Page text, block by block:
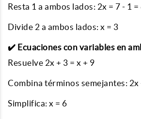
Resta 1 a ambos lados: 2x = 7 - 1 =
Divide 2 a ambos lados: x = 3
✔️ Ecuaciones con variables en
Resuelve 2x + 3 = x + 9
Combina términos semejantes: 2x
Simplifica: x = 6